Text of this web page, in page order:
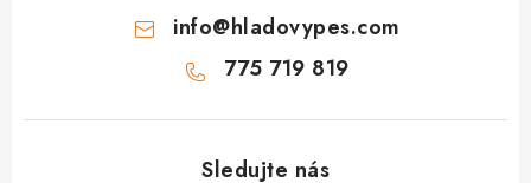
info@hladovypes.com
775 719 819